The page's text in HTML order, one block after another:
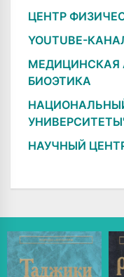
ЦЕНТР
YOUTUBE-
МЕДИЦИНСКАЯ
БИОЭТИКА
НАУЧНЫЙ